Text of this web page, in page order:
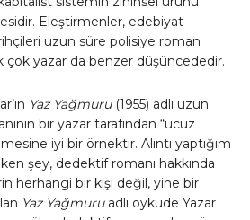
Eleştirmenler, edebiyat
uzun süre polisiye roman
çok yazar da benzer düşüncededir.
Yaz Yağmuru(1955) adlı uzun
bir yazar tarafından “ucuz
iyi bir örnektir. Alıntı yaptığım
şey, dedektif romanı hakkında
herhangi bir kişi değil, yine bir
Yaz Yağmuruadlı öyküde Yazar